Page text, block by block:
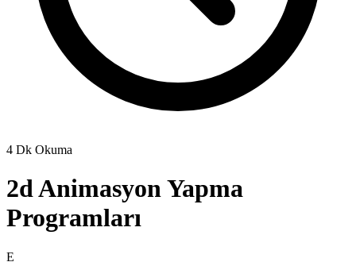
4 Dk Okuma
2d Animasyon Yapma
Programları
E